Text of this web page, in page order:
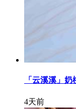
「云溪溪」
4天前